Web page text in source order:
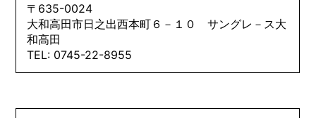
〒635-0024
大和高田市日之出西本町６－１０ サングレ－ス大
和高田
TEL: 0745-22-8955